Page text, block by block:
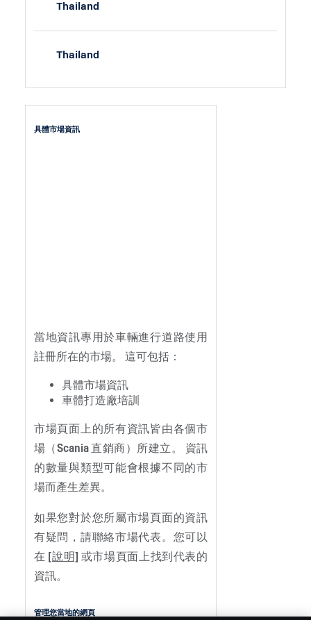
Thailand
Thailand
具體市場資訊
當地資訊專用於車輛進行道路使用
註冊所在的市場。 這可包括：
具體市場資訊
車體打造廠培訓
市場頁面上的所有資訊皆由各個市
場（Scania 直銷商）所建立。 資訊
的數量與類型可能會根據不同的市
場而產生差異。
如果您對於您所屬市場頁面的資訊
有疑問，請聯絡市場代表。您可以
在 [說明] 或市場頁面上找到代表的
資訊。
管理您當地的網頁